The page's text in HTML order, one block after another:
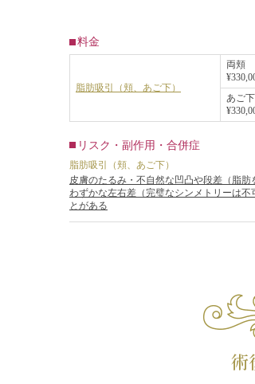
料金
脂肪吸引（頬、あご下）
両頬
あご下
リスク・副作用・合併症
脂肪吸引（頬、あご下）
皮膚のたるみ・不自然な凹凸や段差（脂肪
わずかな左右差（完璧なシンメトリーは不
とがある
術